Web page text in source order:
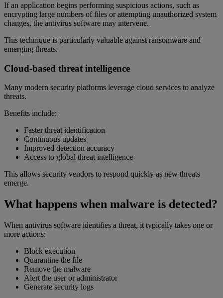
If an application begins performing suspicious actions, such as
encrypting large numbers of files or attempting unauthorized system
changes, the antivirus software may intervene.
This technique is particularly valuable against ransomware and
emerging threats.
Cloud-based threat intelligence
Many modern security platforms leverage cloud services to analyze
threats.
Benefits include:
Faster threat identification
Continuous updates
Improved detection accuracy
Access to global threat intelligence
This allows security vendors to respond quickly as new threats
emerge.
What happens when malware is detected?
When antivirus software identifies a threat, it typically takes one or
more actions:
Block execution
Quarantine the file
Remove the malware
Alert the user or administrator
Generate security logs